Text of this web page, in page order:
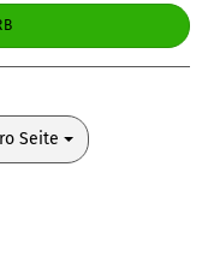
Seite